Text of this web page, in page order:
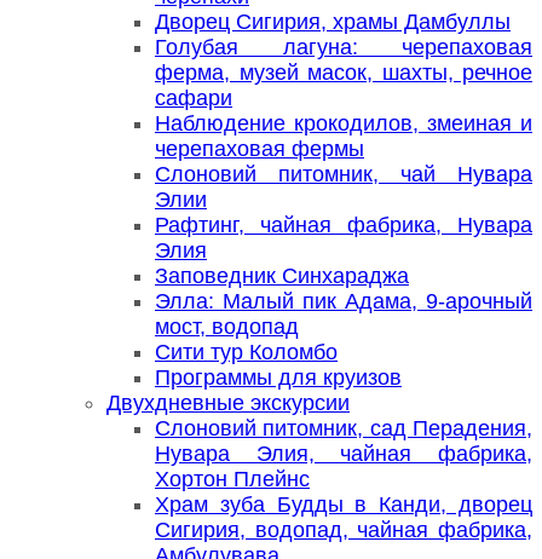
Дворец Сигирия, храмы Дамбуллы
Голубая лагуна: черепаховая
ферма, музей масок, шахты, речное
сафари
Наблюдение крокодилов, змеиная и
черепаховая фермы
Слоновий питомник, чай Нувара
Элии
Рафтинг, чайная фабрика, Нувара
Элия
Заповедник Синхараджа
Элла: Малый пик Адама, 9-арочный
мост, водопад
Сити тур Коломбо
Программы для круизов
Двухдневные экскурсии
Слоновий питомник, сад Перадения,
Нувара Элия, чайная фабрика,
Хортон Плейнс
Храм зуба Будды в Канди, дворец
Сигирия, водопад, чайная фабрика,